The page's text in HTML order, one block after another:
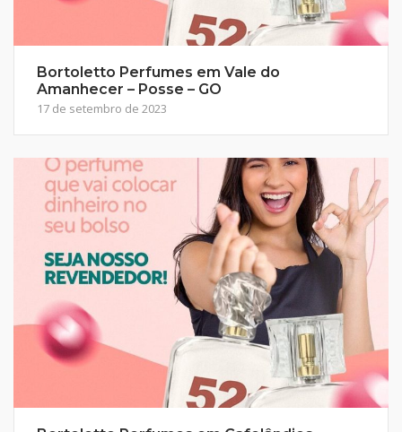
Bortoletto Perfumes em Vale do
Amanhecer – Posse – GO
17 de setembro de 2023